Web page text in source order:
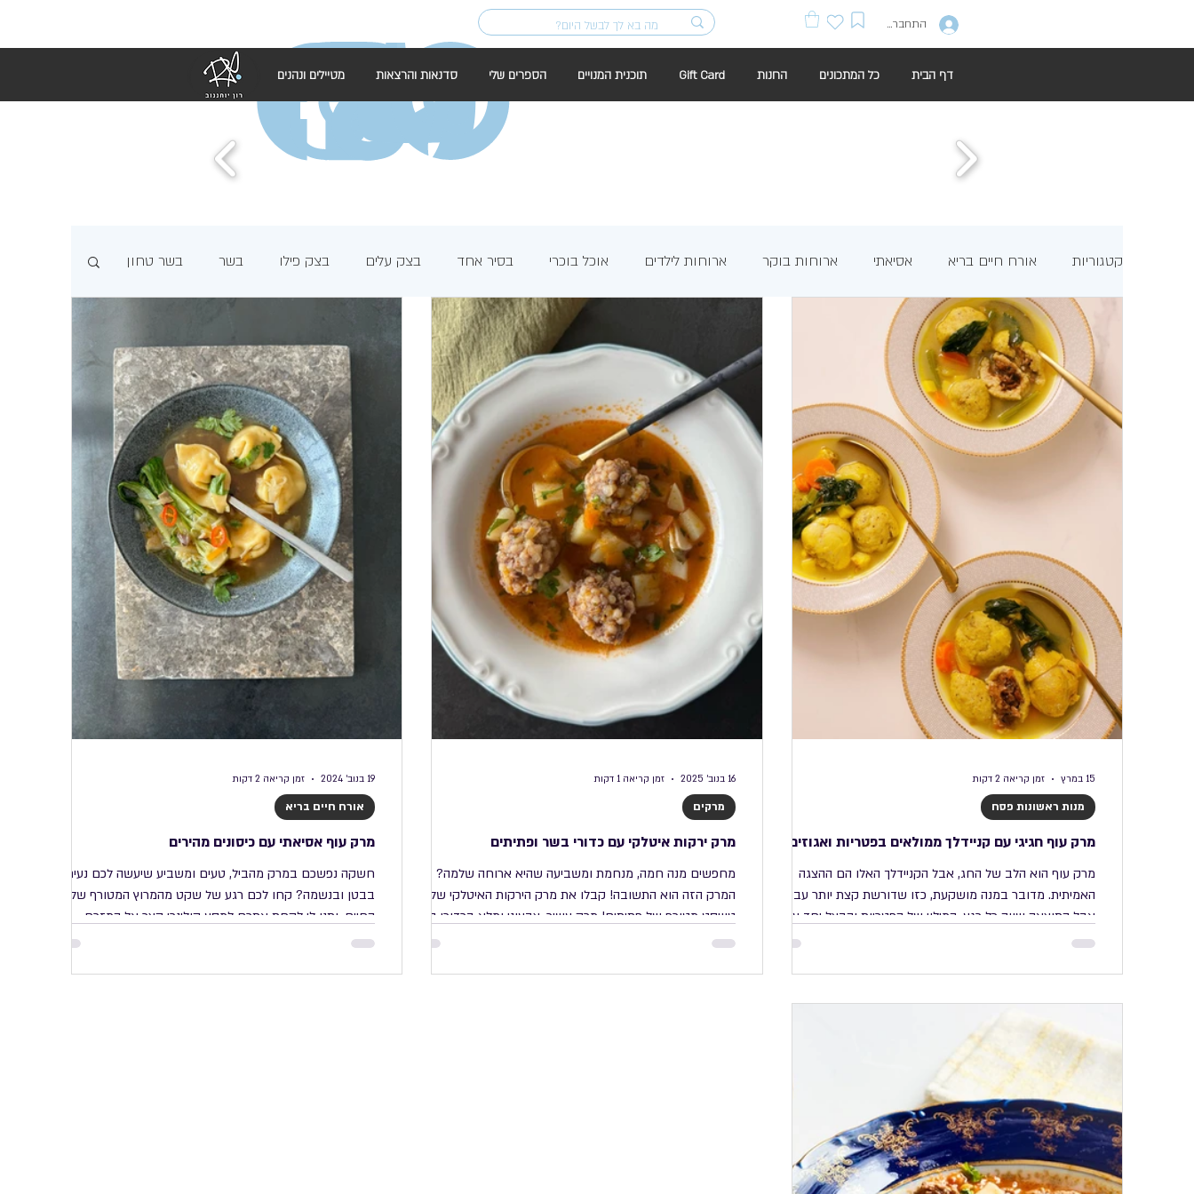
התחברות
דף הבית כל המתכונים החנות Gift Card תוכנית המנויים הספרים שלי סדנאות והרצאות מטיילים ונהנים
קטגוריות אורח חיים בריא אסיאתי ארוחות בוקר ארוחות לילדים אוכל בוכרי בסיר אחד בצק עלים בצק פילו בשר בשר טחון
דגים דגים לפסח חגים חמין וקדרות חנוכה
לחמים וחלות לראש השנה לחמניות ללא גלוטן מאכלי עדות מאפים ולחמים מאפים לפסח מאפים לשבועות מאפים מתוקים לשבועות
מרק עוף חגיגי עם קניידלך ממולאים בפטריות ואגוזים
מרק עוף הוא הלב של החג, אבל הקניידלך האלו הם ההצגה
האמיתית. מדובר במנה מושקעת, כזו שדורשת קצת יותר עבודה
אבל התוצאה שווה כל רגע. המילוי של הפטריות והבצל יחד עם
הקראנץ' של אגוזי המלך יוצרים מרקם משגע. כשבוצעים את
מנה של פעם בחגים! מרק עוף חגיגי עם קניידלך ממולאים
בפטריות ואגוזים | רון יוחננוב המרכיבים ל6-8 מנות בסיר בקוטר
כאן השתמשתי בשוקיים 3 גזרים קלופים 2 ענפי סלרי
מנות ראשונות פסח
15 במרץ זמן קריאה 2 דקות
מרק ירקות איטלקי עם כדורי בשר ופתיתים
מחפשים מנה חמה, מנחמת ומשביעה שהיא ארוחה שלמה?
המרק הזה הוא התשובה! קבלו את מרק הירקות האיטלקי שלי, עם
טוויסט מטורף של פתיתים! מרק עשיר, צבעוני ומלא בכדורי בשר
נימוחים משובצים בפתיתים כמו פנינים. מרק ירקות איטלקי עם
מרקים
16 בנוב׳ 2025 זמן קריאה 1 דקות
מרק עוף אסיאתי עם כיסונים מהירים
חשקה נפשכם במרק מהביל, טעים ומשביע שיעשה לכם נעים
בבטן ובנשמה? קחו לכם רגע של שקט מהמרוץ המטורף של
החיים, ותנו לי לקחת אתכם למסע קולינרי קצר אל המזרח
הרחוק, עם מרק ירקות אסיאתי אותנטי שמתפוצץ בטעמים
טעים בטירוף, הוא גם סופר-פשוט ומהיר להכנה, בזכות טריק קטן
אורח חיים בריא
19 בנוב׳ 2024 זמן קריאה 2 דקות